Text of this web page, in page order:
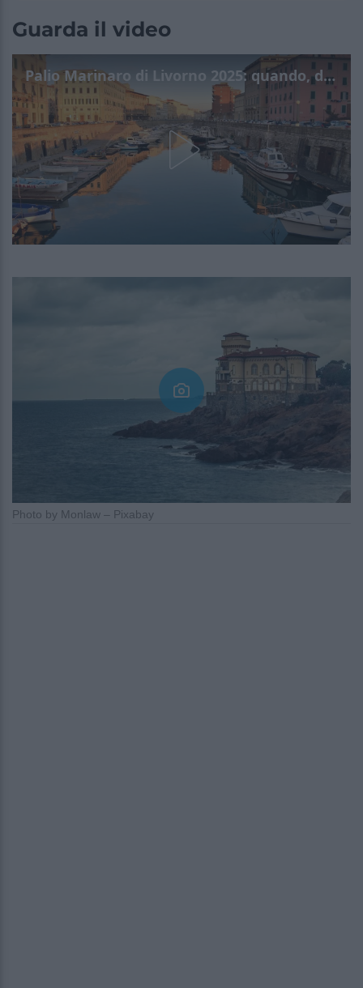
Guarda il video
Palio Marinaro di Livorno 2025: quando, dove e info
Photo by Monlaw – Pixabay